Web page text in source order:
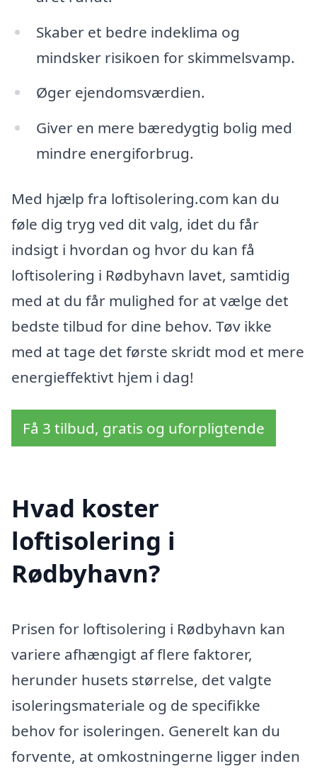
Skaber et bedre indeklima og
mindsker risikoen for skimmelsvamp.
Øger ejendomsværdien.
Giver en mere bæredygtig bolig med
mindre energiforbrug.
Med hjælp fra loftisolering.com kan du
føle dig tryg ved dit valg, idet du får
indsigt i hvordan og hvor du kan få
loftisolering i Rødbyhavn lavet, samtidig
med at du får mulighed for at vælge det
bedste tilbud for dine behov. Tøv ikke
med at tage det første skridt mod et mere
energieffektivt hjem i dag!
Få 3 tilbud, gratis og uforpligtende
Hvad koster
loftisolering i
Rødbyhavn?
Prisen for loftisolering i Rødbyhavn kan
variere afhængigt af flere faktorer,
herunder husets størrelse, det valgte
isoleringsmateriale og de specifikke
behov for isoleringen. Generelt kan du
forvente, at omkostningerne ligger inden